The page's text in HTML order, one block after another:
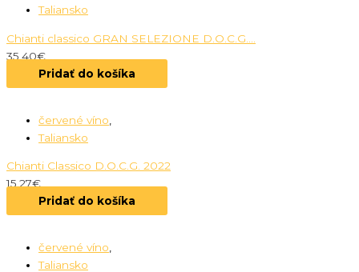
Taliansko
Chianti classico GRAN SELEZIONE D.O.C.G....
35.40€
Pridať do košíka
červené víno
Taliansko
Chianti Classico D.O.C.G. 2022
15.27€
Pridať do košíka
červené víno
Taliansko